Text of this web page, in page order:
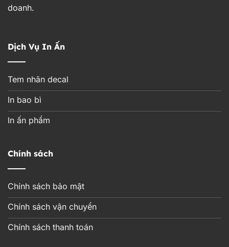
doanh.
Dịch Vụ In Ấn
Tem nhãn decal
In bao bì
In ấn phẩm
Chính sách
Chính sách bảo mật
Chính sách vận chuyển
Chính sách thanh toán